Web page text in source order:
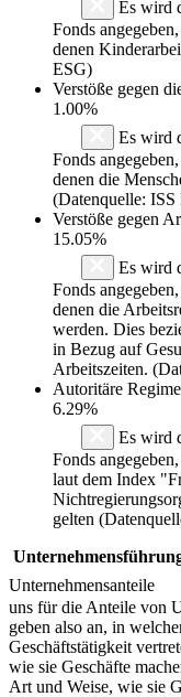
Es wird
Fonds
denen
ESG)
Verstöße gegen
1.00%
Es wird
Fonds
denen die
(Datenquelle: ISS
Verstöße gegen
15.05%
Es wird
Fonds
denen die
werden. Dies
in Bezug auf
Arbeitszeiten.
Autoritäre
6.29%
Es wird
Fonds
laut dem Index
gelten
Unternehmensanteile
uns für die Anteile von
geben also an, in
Geschäftstätigkeit
wie sie Geschäfte
Art und Weise, wie sie